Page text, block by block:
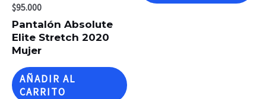
$95.000
Pantalón Absolute
Elite Stretch 2020
Mujer
AÑADIR AL
CARRITO